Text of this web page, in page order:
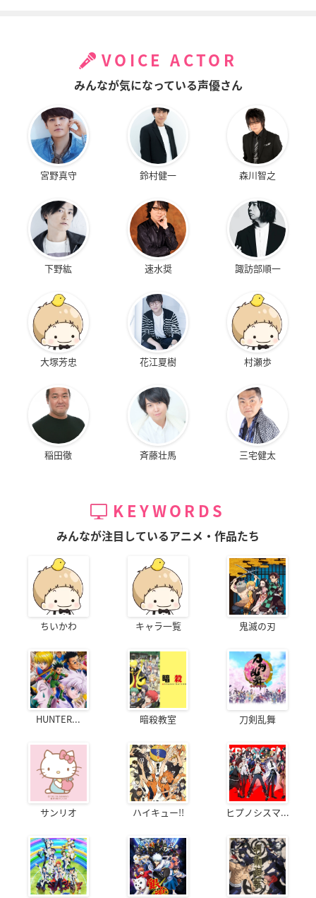
VOICE ACTOR
みんなが気になっている声優さん
宮野真守 鈴村健一 森川智之
下野紘 速水奨 諏訪部順一
大塚芳忠 花江夏樹 村瀬歩
稲田徹 斉藤壮馬 三宅健太
KEYWORDS
みんなが注目しているアニメ・作品たち
ちいかわ キャラ一覧 鬼滅の刃
HUNTER... 暗殺教室 刀剣乱舞
サンリオ ハイキュー!! ヒプノシスマ...